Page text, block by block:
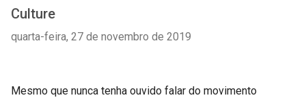
Culture
quarta-feira, 27 de novembro de 2019
Mesmo que nunca tenha ouvido falar do movimento